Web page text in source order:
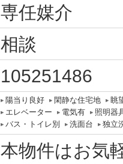
専任媒介
相談
105251486
陽当り良好 閑静な住宅地
眺
エレベーター
電気有
照明器
バス・トイレ別
洗面台 独立
本物件はお気